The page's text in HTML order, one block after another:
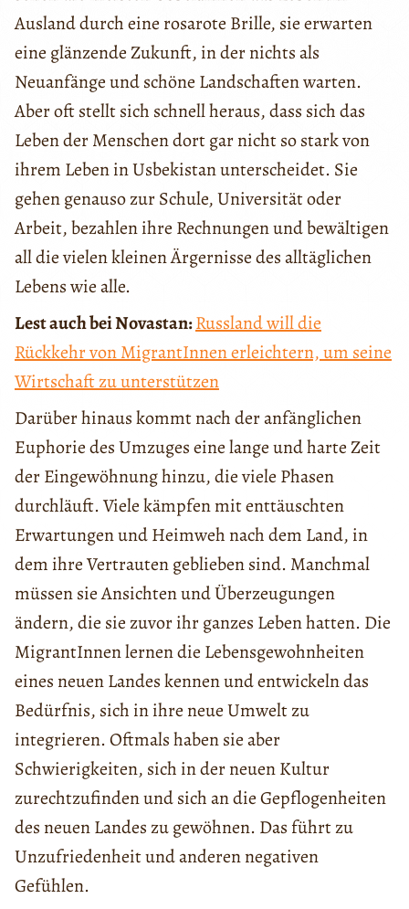
Ausland durch eine rosarote Brille, sie erwarten
eine glänzende Zukunft, in der nichts als
Neuanfänge und schöne Landschaften warten.
Aber oft stellt sich schnell heraus, dass sich das
Leben der Menschen dort gar nicht so stark von
ihrem Leben in Usbekistan unterscheidet. Sie
gehen genauso zur Schule, Universität oder
Arbeit, bezahlen ihre Rechnungen und bewältigen
all die vielen kleinen Ärgernisse des alltäglichen
Lebens wie alle.
Lest auch bei Novastan:Russland will die
Rückkehr von MigrantInnen erleichtern, um seine
Wirtschaft zu unterstützen
Darüber hinaus kommt nach der anfänglichen
Euphorie des Umzuges eine lange und harte Zeit
der Eingewöhnung hinzu, die viele Phasen
durchläuft. Viele kämpfen mit enttäuschten
Erwartungen und Heimweh nach dem Land, in
dem ihre Vertrauten geblieben sind. Manchmal
müssen sie Ansichten und Überzeugungen
ändern, die sie zuvor ihr ganzes Leben hatten. Die
MigrantInnen lernen die Lebensgewohnheiten
eines neuen Landes kennen und entwickeln das
Bedürfnis, sich in ihre neue Umwelt zu
integrieren. Oftmals haben sie aber
Schwierigkeiten, sich in der neuen Kultur
zurechtzufinden und sich an die Gepflogenheiten
des neuen Landes zu gewöhnen. Das führt zu
Unzufriedenheit und anderen negativen
Gefühlen.